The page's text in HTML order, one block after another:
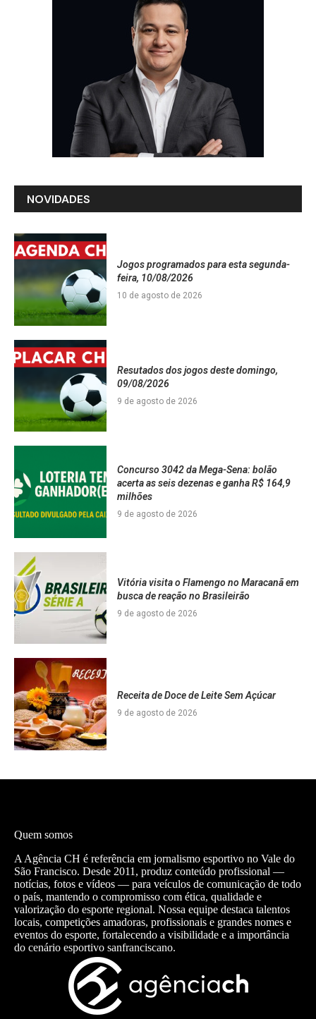
NOVIDADES
Jogos programados para esta segunda-
feira, 10/08/2026
10 de agosto de 2026
Resutados dos jogos deste domingo,
09/08/2026
9 de agosto de 2026
Concurso 3042 da Mega-Sena: bolão
acerta as seis dezenas e ganha R$ 164,9
milhões
9 de agosto de 2026
Vitória visita o Flamengo no Maracanã em
busca de reação no Brasileirão
9 de agosto de 2026
Receita de Doce de Leite Sem Açúcar
9 de agosto de 2026
Quem somos
A Agência CH é referência em jornalismo esportivo no Vale do
São Francisco. Desde 2011, produz conteúdo profissional —
notícias, fotos e vídeos — para veículos de comunicação de todo
o país, mantendo o compromisso com ética, qualidade e
valorização do esporte regional. Nossa equipe destaca talentos
locais, competições amadoras, profissionais e grandes nomes e
eventos do esporte, fortalecendo a visibilidade e a importância
do cenário esportivo sanfranciscano.